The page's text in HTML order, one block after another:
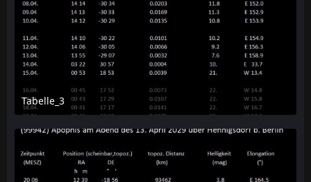
Tabelle_3
11. Dezember 2025 um 15:59